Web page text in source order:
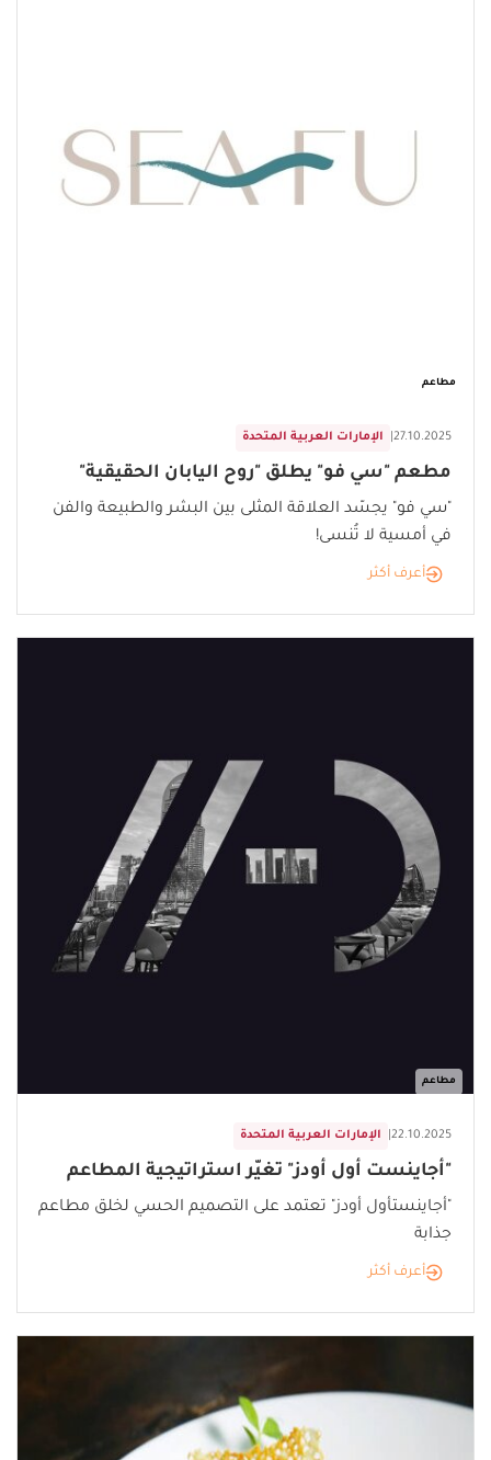
مطاعم
الإمارات العربية المتحدة 27.10.2025
مطعم "سي فو" يطلق "روح اليابان الحقيقية"
"سي فو" يجسّد العلاقة المثلى بين البشر والطبيعة والفن
في أمسية لا تُنسى!
أعرف أكثر
مطاعم
الإمارات العربية المتحدة 22.10.2025
"أجاينست أول أودز" تغيّر استراتيجية المطاعم
"أجاينستأول أودز" تعتمد على التصميم الحسي لخلق مطاعم
جذابة
أعرف أكثر